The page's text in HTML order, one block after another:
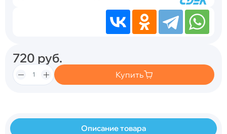
720 руб.
Купить
Описание товара